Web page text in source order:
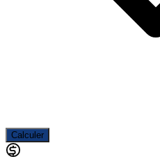
Calculer